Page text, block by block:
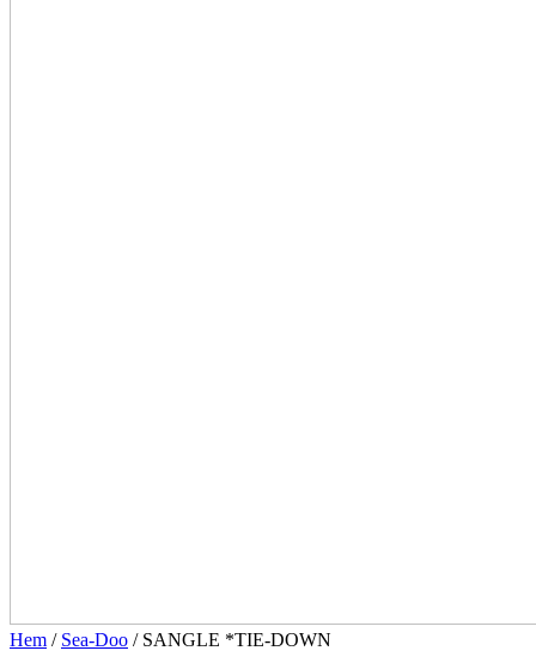
Hem / Sea-Doo / SANGLE *TIE-DOWN